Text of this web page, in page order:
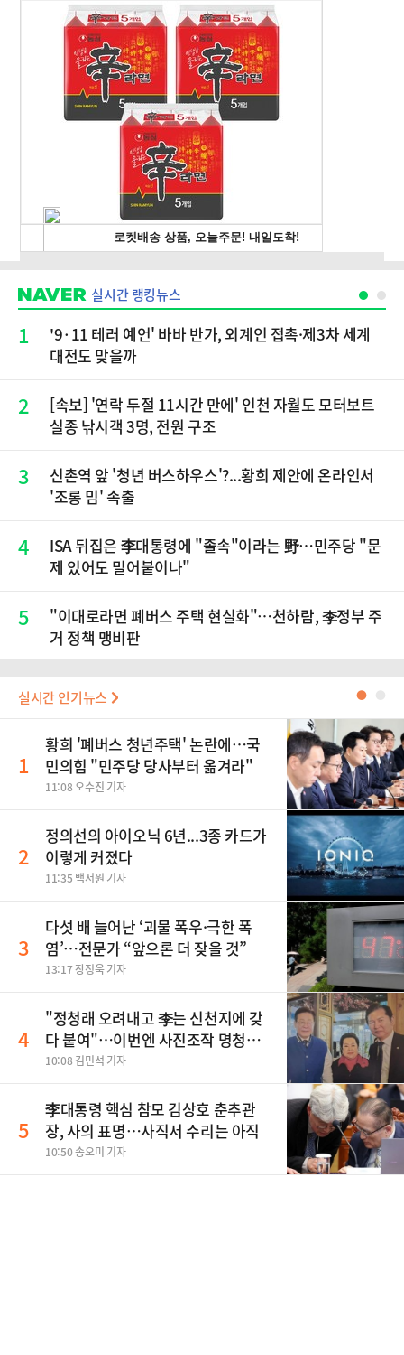
실시간 랭킹뉴스
1
'9·11 테러 예언' 바바 반가, 외계인 접촉·제3차 세계
대전도 맞을까
2
[속보] '연락 두절 11시간 만에' 인천 자월도 모터보트
실종 낚시객 3명, 전원 구조
3
신촌역 앞 '청년 버스하우스'?...황희 제안에 온라인서
'조롱 밈' 속출
4
ISA 뒤집은 李대통령에 "졸속"이라는 野…민주당 "문
제 있어도 밀어붙이나"
5
"이대로라면 폐버스 주택 현실화"…천하람, 李정부 주
거 정책 맹비판
실시간 인기뉴스 ●
1
황희 '폐버스 청년주택' 논란에…국
민의힘 "민주당 당사부터 옮겨라"
11:08 오수진 기자
2
정의선의 아이오닉 6년...3종 카드가
이렇게 커졌다
11:35 백서원 기자
3
다섯 배 늘어난 ‘괴물 폭우·극한 폭
염’…전문가 “앞으론 더 잦을 것”
13:17 장정욱 기자
4
"정청래 오려내고 李는 신천지에 갖
다 붙여"…이번엔 사진조작 명청대
전
10:08 김민석 기자
5
李대통령 핵심 참모 김상호 춘추관
장, 사의 표명…사직서 수리는 아직
10:50 송오미 기자